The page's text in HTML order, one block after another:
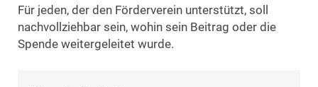
Für jeden, der den Förderverein unterstützt, soll
nachvollziehbar sein, wohin sein Beitrag oder die
Spende weitergeleitet wurde.